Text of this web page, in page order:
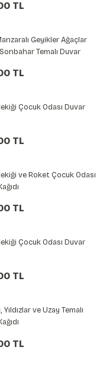
TL
Geyikler Ağaçlar
Temalı Duvar
TL
Çocuk Odası Duvar
TL
ve Roket Çocuk Odası
TL
Çocuk Odası Duvar
TL
Yıldızlar ve Uzay Temalı
TL